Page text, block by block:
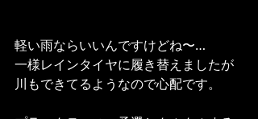
軽い雨ならいいんですけどね〜…
一様レインタイヤに履き替えましたが
川もできてるようなので心配です。